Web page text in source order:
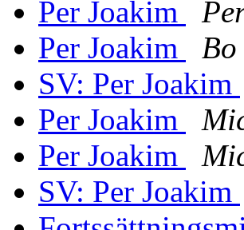
Per Joakim
Per Joakim
Bo
SV: Per Joakim
Per Joakim
Per Joakim
SV: Per Joakim